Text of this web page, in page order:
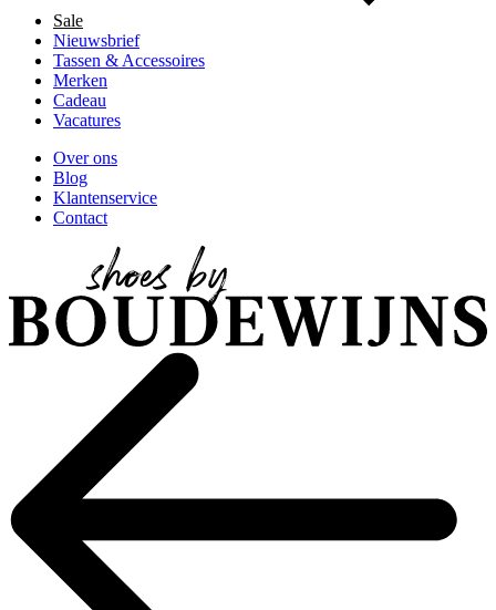
Sale
Nieuwsbrief
Tassen & Accessoires
Merken
Cadeau
Vacatures
Over ons
Blog
Klantenservice
Contact